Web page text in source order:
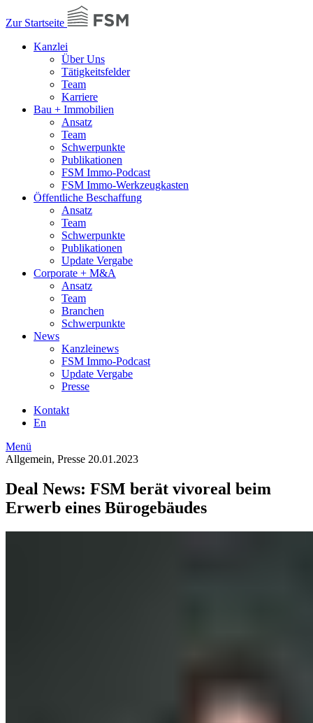
Zur Startseite
Kanzlei
Über Uns
Tätigkeitsfelder
Team
Karriere
Bau + Immobilien
Ansatz
Team
Schwerpunkte
Publikationen
FSM Immo-Podcast
FSM Immo-Werkzeugkasten
Öffentliche Beschaffung
Ansatz
Team
Schwerpunkte
Publikationen
Update Vergabe
Corporate + M&A
Ansatz
Team
Branchen
Schwerpunkte
News
Kanzleinews
FSM Immo-Podcast
Update Vergabe
Presse
Kontakt
En
Menü
Allgemein, Presse 20.01.2023
Deal News: FSM berät vivoreal beim
Erwerb eines Bürogebäudes